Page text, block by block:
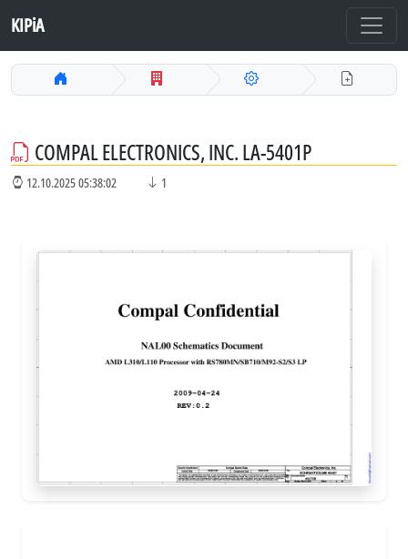
KIPiA
COMPAL ELECTRONICS, INC. LA-5401P
12.10.2025 05:38:02 1